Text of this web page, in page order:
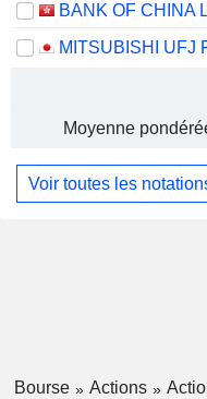
BANK OF CHINA
Moyenne
Voir toutes les
Bourse Actions